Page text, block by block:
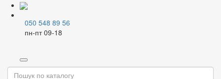
050 548 89 56
пн-пт 09-18
Home Змішувачі і аксесуари